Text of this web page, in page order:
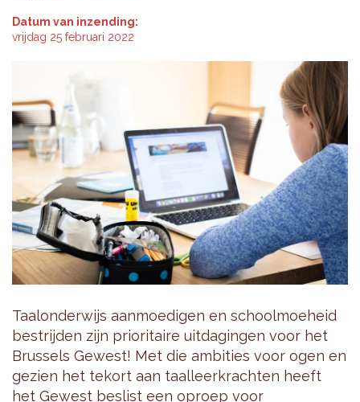
Datum van inzending:
vrijdag 25 februari 2022
Taalonderwijs aanmoedigen en schoolmoeheid
bestrijden zijn prioritaire uitdagingen voor het
Brussels Gewest! Met die ambities voor ogen en
gezien het tekort aan taalleerkrachten heeft
het Gewest beslist een oproep voor